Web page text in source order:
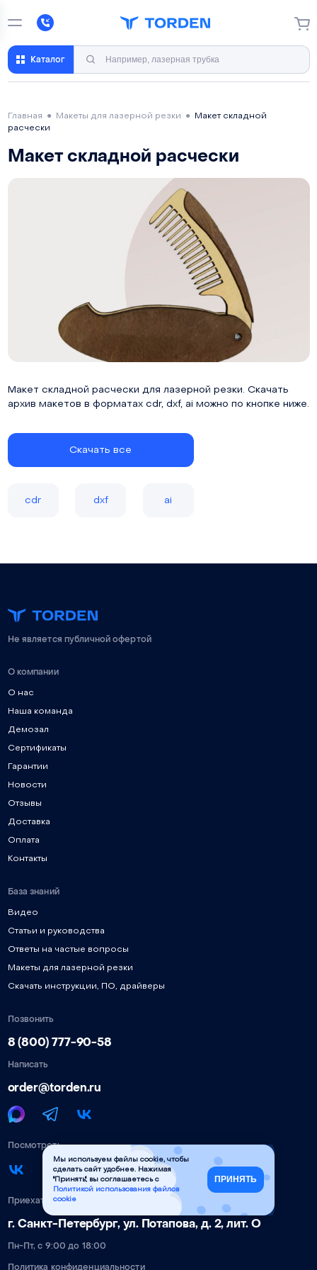
Каталог
Главная ● Макеты для лазерной резки ●
Макет складной
расчески
Макет складной расчески
Макет складной расчески для лазерной резки. Скачать
архив макетов в форматах cdr, dxf, ai можно по кнопке ниже.
Скачать все
cdr dxf ai
Не является публичной офертой
О компании
О нас
Наша команда
Демозал
Сертификаты
Гарантии
Новости
Отзывы
Доставка
Оплата
Контакты
База знаний
Видео
Статьи и руководства
Ответы на частые вопросы
Макеты для лазерной резки
Скачать инструкции, ПО, драйверы
Позвонить
8 (800) 777-90-58
Написать
order@torden.ru
Посмотреть
Приехать
г. Санкт-Петербург, ул. Потапова, д. 2, лит. О
Пн-Пт, с 9:00 до 18:00
Политика конфиденциальности
Мы используем файлы cookie, чтобы
сделать сайт удобнее. Нажимая
"Принять", вы соглашаетесь с
Политикой использования файлов
cookie
ПРИНЯТЬ